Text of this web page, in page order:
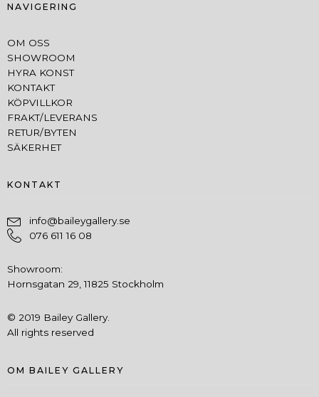
NAVIGERING
OM OSS
SHOWROOM
HYRA KONST
KONTAKT
KÖPVILLKOR
FRAKT/LEVERANS
RETUR/BYTEN
SÄKERHET
KONTAKT
info@baileygallery.se
076 611 16 08
Showroom:
Hornsgatan 29, 11825 Stockholm
© 2019 Bailey Gallery.
All rights reserved
OM BAILEY GALLERY